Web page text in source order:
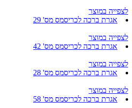
לצפייה במוצר
אגרת ברכה לכריסמס מס' 29
לצפייה במוצר
אגרת ברכה לכריסמס מס' 42
לצפייה במוצר
אגרת ברכה לכריסמס מס' 28
לצפייה במוצר
אגרת ברכה לכריסמס מס' 58